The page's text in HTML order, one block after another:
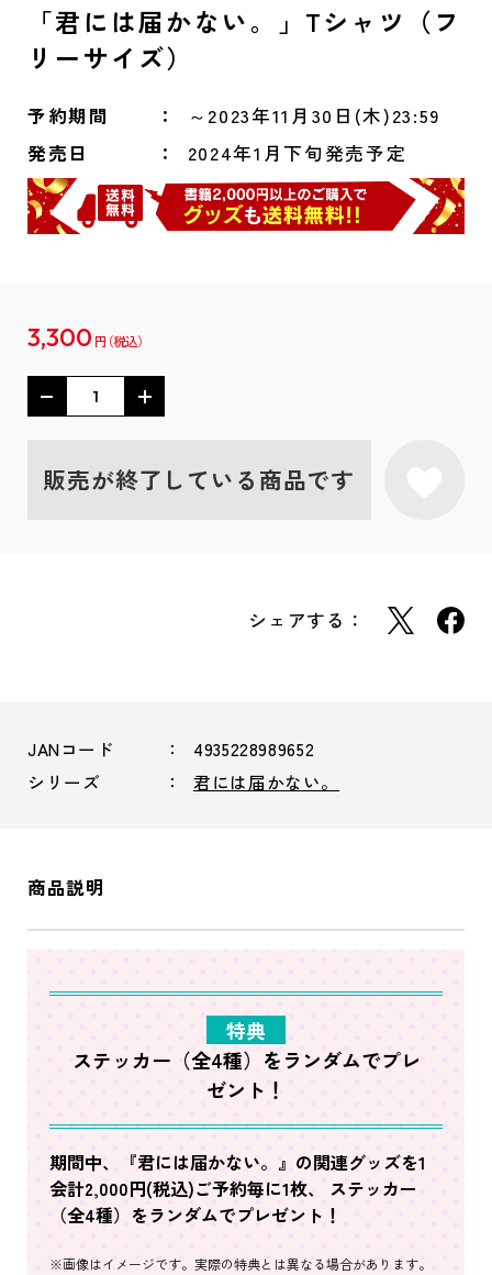
「君には届かない。」Tシャツ（フ
リーサイズ）
予約期間
～2023年11月30日(木)23:59
発売日
2024年1月下旬発売予定
3,300 円
販売が終了している商品です
シェアする：
JANコード
4935228989652
シリーズ
君には届かない。
商品説明
特典
ステッカー（全4種）をランダムでプレ
ゼント！
期間中、『君には届かない。』の関連グッズを1
会計2,000円(税込)ご予約毎に1枚、 ステッカー
（全4種）をランダムでプレゼント！
※画像はイメージです。実際の特典とは異なる場合があります。